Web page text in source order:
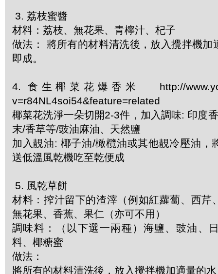
3. 荔枝蜜醬
材料：荔枝、無花果、青檸汁、杞子
做法： 將所有的材料清洗後，放入攪拌機加
即成。
4. 食生椰菜花爆香米 http://
v=r84NL4soi54&feature=related
椰菜花洗淨一朵切開2-3件，加入調味: 印度
末/香草等/豉油麻油、天然鹽
加入靚油: 椰子油/橄欖油或其他靚冷壓油，
送低溫風乾機吃至乾便成
5. 風乾草餅
材料：搾汁留下的渣滓（例如紅蘿蔔、西芹
無花果、香蕉、果仁（亦可不用）
調味料：（以下選一兩種）海鹽、豉油、
料、椰糖蜜
做法：
將所有的材料清洗後，放入攪拌機加適量的